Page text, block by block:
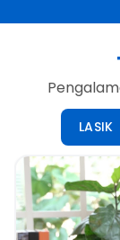
LASIK